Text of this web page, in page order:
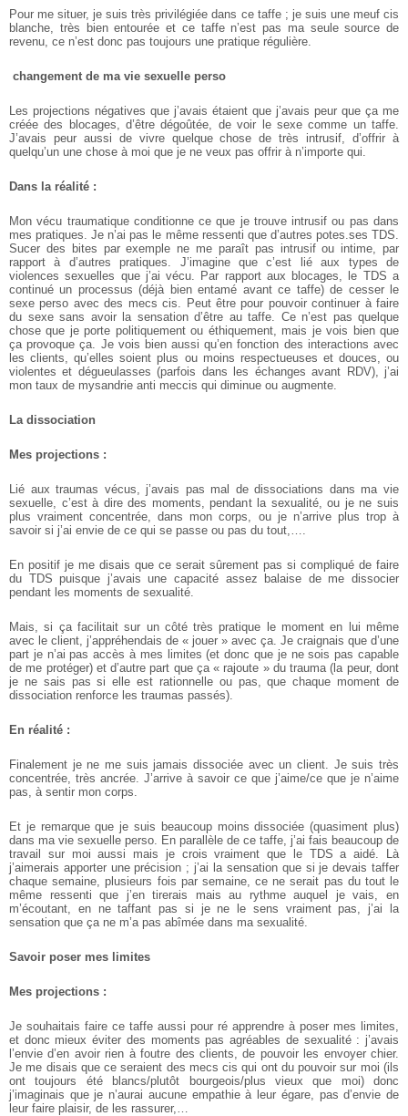
Pour me situer, je suis très privilégiée dans ce taffe ; je suis une meuf cis
blanche, très bien entourée et ce taffe n’est pas ma seule source de
revenu, ce n’est donc pas toujours une pratique régulière.
­ changement de ma vie sexuelle perso
Les projections négatives que j’avais étaient que j’avais peur que ça me
créée des blocages, d’être dégoûtée, de voir le sexe comme un taffe.
J’avais peur aussi de vivre quelque chose de très intrusif, d’offrir à
quelqu’un une chose à moi que je ne veux pas offrir à n’importe qui.
Dans la réalité :
Mon vécu traumatique conditionne ce que je trouve intrusif ou pas dans
mes pratiques. Je n’ai pas le même ressenti que d’autres potes.ses TDS.
Sucer des bites par exemple ne me paraît pas intrusif ou intime, par
rapport à d’autres pratiques. J’imagine que c’est lié aux types de
violences sexuelles que j’ai vécu. Par rapport aux blocages, le TDS a
continué un processus (déjà bien entamé avant ce taffe) de cesser le
sexe perso avec des mecs cis. Peut être pour pouvoir continuer à faire
du sexe sans avoir la sensation d’être au taffe. Ce n’est pas quelque
chose que je porte politiquement ou éthiquement, mais je vois bien que
ça provoque ça. Je vois bien aussi qu’en fonction des interactions avec
les clients, qu’elles soient plus ou moins respectueuses et douces, ou
violentes et dégueulasses (parfois dans les échanges avant RDV), j’ai
mon taux de mysandrie anti mec­cis qui diminue ou augmente. ­
La dissociation
Mes projections :
Lié aux traumas vécus, j’avais pas mal de dissociations dans ma vie
sexuelle, c’est à dire des moments, pendant la sexualité, ou je ne suis
plus vraiment concentrée, dans mon corps, ou je n’arrive plus trop à
savoir si j’ai envie de ce qui se passe ou pas du tout,….
En positif je me disais que ce serait sûrement pas si compliqué de faire
du TDS puisque j’avais une capacité assez balaise de me dissocier
pendant les moments de sexualité.
Mais, si ça facilitait sur un côté très pratique le moment en lui même
avec le client, j’appréhendais de « jouer » avec ça. Je craignais que d’une
part je n’ai pas accès à mes limites (et donc que je ne sois pas capable
de me protéger) et d’autre part que ça « rajoute » du trauma (la peur, dont
je ne sais pas si elle est rationnelle ou pas, que chaque moment de
dissociation renforce les traumas passés).
En réalité :
Finalement je ne me suis jamais dissociée avec un client. Je suis très
concentrée, très ancrée. J’arrive à savoir ce que j’aime/ce que je n’aime
pas, à sentir mon corps.
Et je remarque que je suis beaucoup moins dissociée (quasiment plus)
dans ma vie sexuelle perso. En parallèle de ce taffe, j’ai fais beaucoup de
travail sur moi aussi mais je crois vraiment que le TDS a aidé. Là
j’aimerais apporter une précision ; j’ai la sensation que si je devais taffer
chaque semaine, plusieurs fois par semaine, ce ne serait pas du tout le
même ressenti que j’en tirerais mais au rythme auquel je vais, en
m’écoutant, en ne taffant pas si je ne le sens vraiment pas, j’ai la
sensation que ça ne m’a pas abîmée dans ma sexualité. ­
Savoir poser mes limites ­
Mes projections :
Je souhaitais faire ce taffe aussi pour ré apprendre à poser mes limites,
et donc mieux éviter des moments pas agréables de sexualité : j’avais
l’envie d’en avoir rien à foutre des clients, de pouvoir les envoyer chier.
Je me disais que ce seraient des mecs cis qui ont du pouvoir sur moi (ils
ont toujours été blancs/plutôt bourgeois/plus vieux que moi) donc
j’imaginais que je n’aurai aucune empathie à leur égare, pas d’envie de
leur faire plaisir, de les rassurer,…